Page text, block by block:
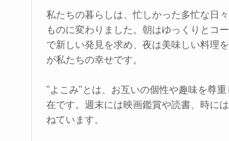
私たちの暮らしは、忙しかった多忙な日
ものに変わりました。朝はゆっくりとコ
で新しい発見を求め、夜は美味しい料理
が私たちの幸せです。
"よこみ"とは、お互いの個性や趣味を尊
在です。週末には映画鑑賞や読書、時に
ねています。